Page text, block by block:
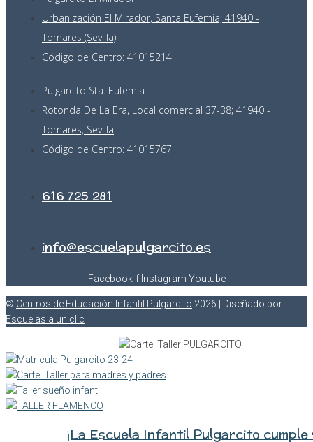
Urbanización El Mirador, Santa Eufemia; 41940 -
Tomares (Sevilla)
Código de Centro: 41015214
Pulgarcito Sta. Eufemia
Rotonda De La Era, Local comercial 37-38; 41940 -
Tomares, Sevilla
Código de Centro: 41015767
616 725 281
info@escuelapulgarcito.es
Facebook-f Instagram Youtube
©️ Centros de Educación Infantil Pulgarcito 2026 | Diseñado por
Escuelas a un clic
¡La Escuela Infantil Pulgarcito cumple